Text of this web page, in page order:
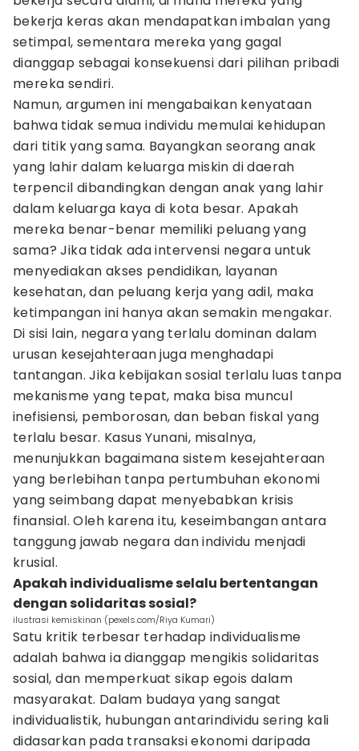
bekerja keras akan mendapatkan imbalan yang
setimpal, sementara mereka yang gagal
dianggap sebagai konsekuensi dari pilihan pribadi
mereka sendiri.
Namun, argumen ini mengabaikan kenyataan
bahwa tidak semua individu memulai kehidupan
dari titik yang sama. Bayangkan seorang anak
yang lahir dalam keluarga miskin di daerah
terpencil dibandingkan dengan anak yang lahir
dalam keluarga kaya di kota besar. Apakah
mereka benar-benar memiliki peluang yang
sama? Jika tidak ada intervensi negara untuk
menyediakan akses pendidikan, layanan
kesehatan, dan peluang kerja yang adil, maka
ketimpangan ini hanya akan semakin mengakar.
Di sisi lain, negara yang terlalu dominan dalam
urusan kesejahteraan juga menghadapi
tantangan. Jika kebijakan sosial terlalu luas tanpa
mekanisme yang tepat, maka bisa muncul
inefisiensi, pemborosan, dan beban fiskal yang
terlalu besar. Kasus Yunani, misalnya,
menunjukkan bagaimana sistem kesejahteraan
yang berlebihan tanpa pertumbuhan ekonomi
yang seimbang dapat menyebabkan krisis
finansial. Oleh karena itu, keseimbangan antara
tanggung jawab negara dan individu menjadi
krusial.
Apakah individualisme selalu bertentangan
dengan solidaritas sosial?
ilustrasi kemiskinan (pexels.com/Riya Kumari)
Satu kritik terbesar terhadap individualisme
adalah bahwa ia dianggap mengikis solidaritas
sosial, dan memperkuat sikap egois dalam
masyarakat. Dalam budaya yang sangat
individualistik, hubungan antarindividu sering kali
didasarkan pada transaksi ekonomi daripada